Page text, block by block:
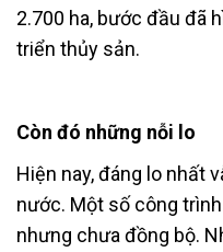
2.700 ha, bước đầu đã
triển thủy sản.
Còn đó những nỗi lo
Hiện nay, đáng lo nhất
nước. Một số công
nhưng chưa đồng bộ.